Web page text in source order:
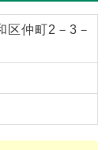
区仲町2－3－